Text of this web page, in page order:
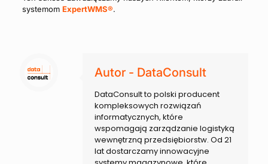
systemom ExpertWMS®.
Autor - DataConsult
DataConsult to polski producent
kompleksowych rozwiązań
informatycznych, które
wspomagają zarządzanie logistyką
wewnętrzną przedsiębiorstw. Od 21
lat dostarczamy innowacyjne